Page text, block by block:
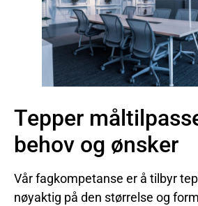
Tepper
behov og ønsker
Vår fagkompetanse er å tilbyr
nøyaktig på den størrelse og